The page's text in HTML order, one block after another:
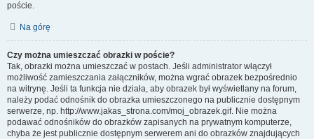
poście.
Na górę
Czy można umieszczać obrazki w poście?
Tak, obrazki można umieszczać w postach. Jeśli administrator włączył
możliwość zamieszczania załączników, można wgrać obrazek bezpośrednio
na witrynę. Jeśli ta funkcja nie działa, aby obrazek był wyświetlany na forum,
należy podać odnośnik do obrazka umieszczonego na publicznie dostępnym
serwerze, np. http://www.jakas_strona.com/moj_obrazek.gif. Nie można
podawać odnośników do obrazków zapisanych na prywatnym komputerze,
chyba że jest publicznie dostępnym serwerem ani do obrazków znajdujących